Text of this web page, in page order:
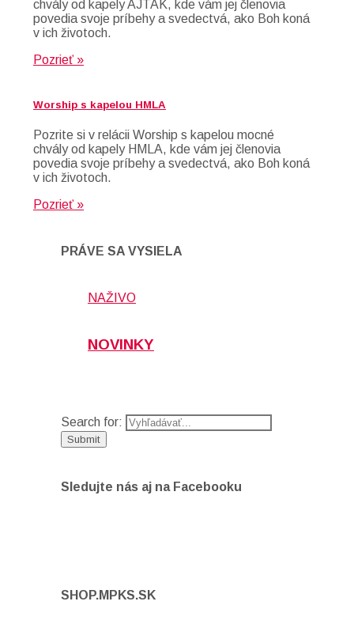
chvály od kapely AJTAK, kde vám jej členovia
povedia svoje príbehy a svedectvá, ako Boh koná
v ich životoch.
Pozrieť »
Worship s kapelou HMLA
Pozrite si v relácii Worship s kapelou mocné
chvály od kapely HMLA, kde vám jej členovia
povedia svoje príbehy a svedectvá, ako Boh koná
v ich životoch.
Pozrieť »
PRÁVE SA VYSIELA
NAŽIVO
NOVINKY
Search for:
Sledujte nás aj na Facebooku
SHOP.MPKS.SK